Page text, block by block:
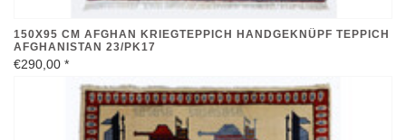
150X95 CM AFGHAN KRIEGTEPPICH HANDGEKNÜPF TEPPICH
€290,00*